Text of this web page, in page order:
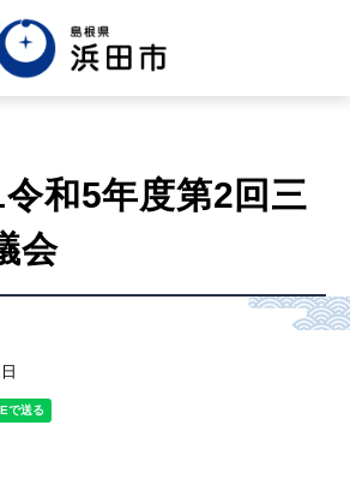
Tiếng việt Tagalog
き・
和5年度第2回三
会